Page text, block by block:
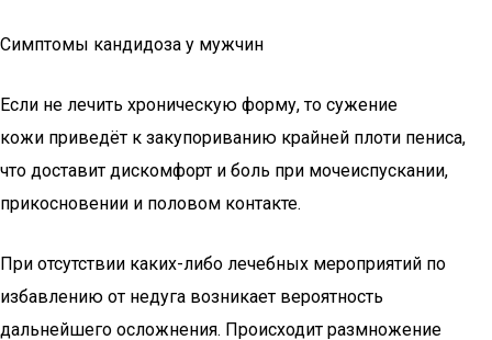
Симптомы кандидоза у мужчин
Если не лечить хроническую форму, то сужение
кожи приведёт к закупориванию крайней плоти пениса,
что доставит дискомфорт и боль при мочеиспускании,
прикосновении и половом контакте.
При отсутствии каких-либо лечебных мероприятий по
избавлению от недуга возникает вероятность
дальнейшего осложнения. Происходит размножение